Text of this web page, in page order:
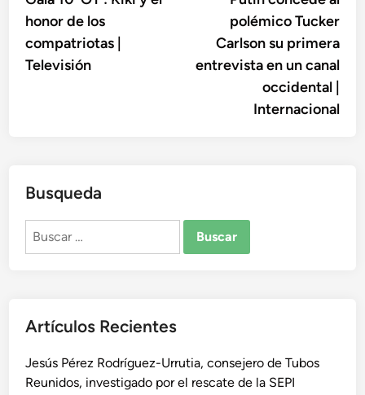
de
entradas
honor de los
compatriotas |
Televisión
polémico Tucker
Carlson su primera
entrevista en un canal
occidental |
Internacional
Busqueda
Buscar:
Artículos Recientes
Jesús Pérez Rodríguez-Urrutia, consejero de Tubos
Reunidos, investigado por el rescate de la SEPI